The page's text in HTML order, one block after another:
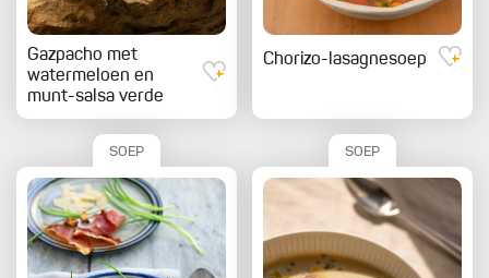
Gazpacho met
watermeloen en
munt-salsa verde
Chorizo-lasagnesoep
SOEP SOEP